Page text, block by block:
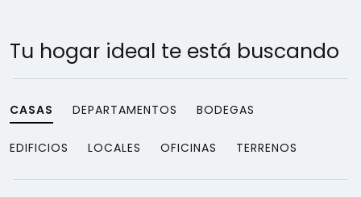
Tu hogar ideal te está buscando
CASAS DEPARTAMENTOS BODEGAS
EDIFICIOS LOCALES OFICINAS TERRENOS